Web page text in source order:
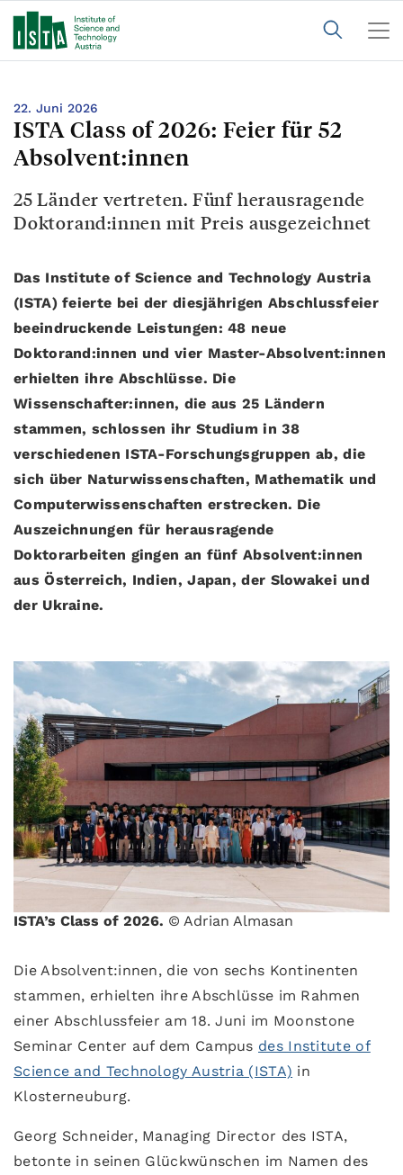
22. Juni 2026
ISTA Class of 2026: Feier für 52
Absolvent:innen
25 Länder vertreten. Fünf herausragende
Doktorand:innen mit Preis ausgezeichnet
Das Institute of Science and Technology Austria
(ISTA) feierte bei der diesjährigen Abschlussfeier
beeindruckende Leistungen: 48 neue
Doktorand:innen und vier Master-Absolvent:innen
erhielten ihre Abschlüsse. Die
Wissenschafter:innen, die aus 25 Ländern
stammen, schlossen ihr Studium in 38
verschiedenen ISTA-Forschungsgruppen ab, die
sich über Naturwissenschaften, Mathematik und
Computerwissenschaften erstrecken. Die
Auszeichnungen für herausragende
Doktorarbeiten gingen an fünf Absolvent:innen
aus Österreich, Indien, Japan, der Slowakei und
der Ukraine.
ISTA’s Class of 2026. © Adrian Almasan
Die Absolvent:innen, die von sechs Kontinenten
stammen, erhielten ihre Abschlüsse im Rahmen
einer Abschlussfeier am 18. Juni im Moonstone
Seminar Center auf dem Campus des Institute of
Science and Technology Austria (ISTA) in
Klosterneuburg.
Georg Schneider, Managing Director des ISTA,
betonte in seinen Glückwünschen im Namen des